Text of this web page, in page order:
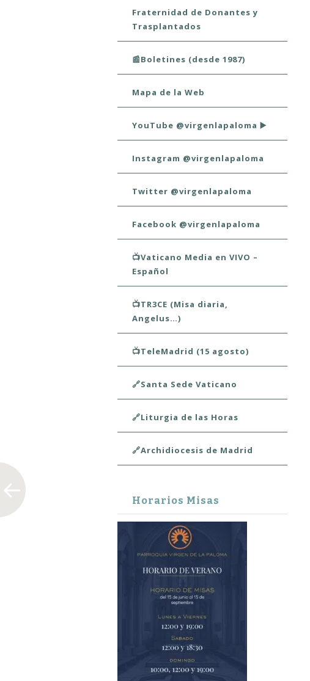
Fraternidad de Donantes y
Trasplantados
📰Boletines (desde 1987)
Mapa de la Web
YouTube @virgenlapaloma ▶️
Instagram @virgenlapaloma
Twitter @virgenlapaloma
Facebook @virgenlapaloma
📺Vaticano Media en VIVO –
Español
📺TR3CE (Misa diaria,
Angelus…)
📺TeleMadrid (15 agosto)
🔗Santa Sede Vaticano
🔗Liturgia de las Horas
🔗Archidiocesis de Madrid
Horarios Misas